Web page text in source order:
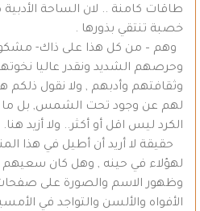
طاقات كامنة .. لان الساحة
خصبة تنتقي بذورها .
وهم – من كل هذا على ذاك-
وحرصهم الشديد ونقدر عاليا
وثقافتهم وأدبهم , ولا نقول ذلكم
لهم عن وجود تحت الشمس, بل ما
الكرد ليس اقل أو أكثر.. ولا أزيد هنا.
حقيقة لا أريد أن أطيل في هذا
لهؤلاء في حينه , وهل كان سعيهم
وظهور الاسم والصورة على
الأفواه والألسن والتواجد في